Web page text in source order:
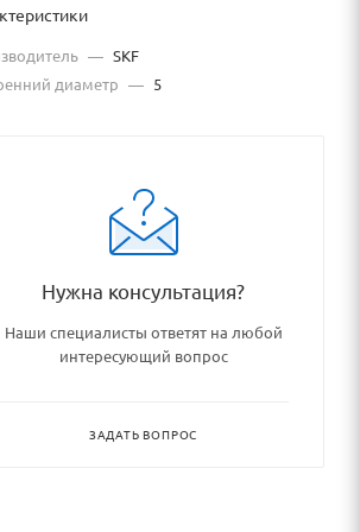
— SKF
диаметр — 5
Нужна консультация?
Наши специалисты ответят на любой
интересующий вопрос
ЗАДАТЬ ВОПРОС